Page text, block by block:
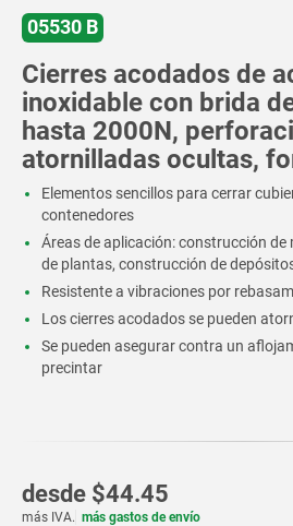
05530 B
Cierres acodados de
inoxidable con brida
hasta 2000N,
atornilladas ocultas,
Elementos sencillos para cerrar
contenedores
Áreas de aplicación: construcción
de plantas, construcción de
Resistente a vibraciones por
Los cierres acodados se pueden
Se pueden asegurar contra un
precintar
desde $44.45
más IVA. más gastos de envío